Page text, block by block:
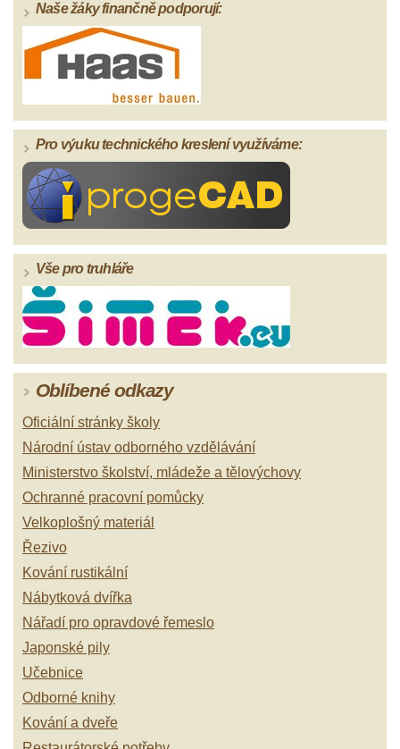
Naše žáky finančně podporují:
Pro výuku technického kreslení využíváme:
Vše pro truhláře
Oblíbené odkazy
Oficiální stránky školy
Národní ústav odborného vzdělávání
Ministerstvo školství, mládeže a tělovýchovy
Ochranné pracovní pomůcky
Velkoplošný materiál
Řezivo
Kování rustikální
Nábytková dvířka
Nářadí pro opravdové řemeslo
Japonské pily
Učebnice
Odborné knihy
Kování a dveře